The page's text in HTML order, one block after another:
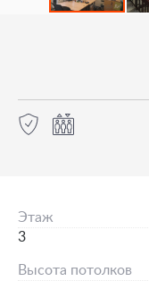
Этаж
3
Высота потолков